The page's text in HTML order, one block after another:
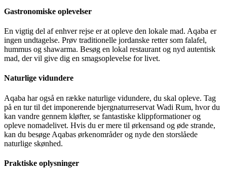
Gastronomiske oplevelser
En vigtig del af enhver rejse er at opleve den lokale mad. Aqaba er
ingen undtagelse. Prøv traditionelle jordanske retter som falafel,
hummus og shawarma. Besøg en lokal restaurant og nyd autentisk
mad, der vil give dig en smagsoplevelse for livet.
Naturlige vidundere
Aqaba har også en række naturlige vidundere, du skal opleve. Tag
på en tur til det imponerende bjergnaturreservat Wadi Rum, hvor du
kan vandre gennem kløfter, se fantastiske klippformationer og
opleve nomadelivet. Hvis du er mere til ørkensand og øde strande,
kan du besøge Aqabas ørkenområder og nyde den storslåede
naturlige skønhed.
Praktiske oplysninger